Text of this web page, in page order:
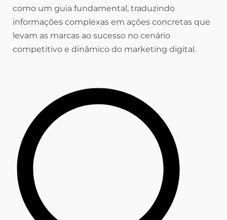
como um guia fundamental, traduzindo
informações complexas em ações concretas que
levam as marcas ao sucesso no cenário
competitivo e dinâmico do marketing digital.